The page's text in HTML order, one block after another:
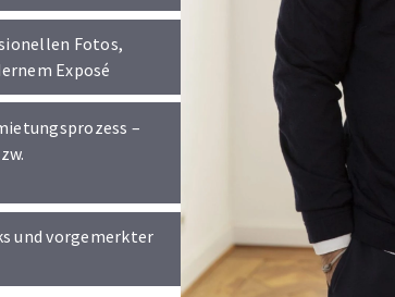
Fotos,
Exposé
–
und vorgemerkter